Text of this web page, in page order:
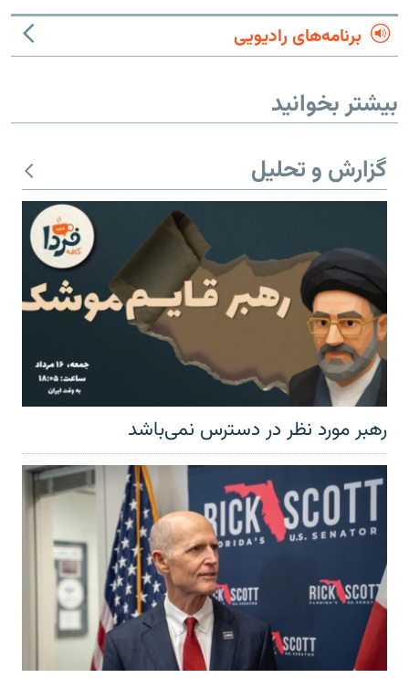
برنامه‌های رادیویی
بیشتر بخوانید
گزارش و تحلیل
رهبر مورد نظر در دسترس نمی‌باشد